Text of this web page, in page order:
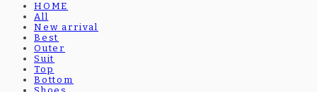
HOME
All
New arrival
Best
Outer
Suit
Top
Bottom